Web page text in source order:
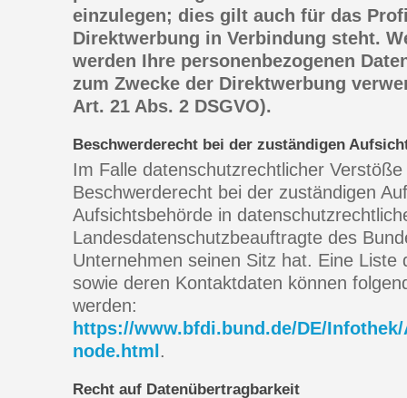
einzulegen; dies gilt auch für das
Direktwerbung in Verbindung steht.
werden Ihre personenbezogenen
zum Zwecke der Direktwerbung
Art. 21 Abs. 2 DSGVO).
Beschwerderecht bei der zuständigen
Im Falle datenschutzrechtlicher
Beschwerderecht bei der zuständigen
Aufsichtsbehörde in
Landesdatenschutzbeauftragte des
Unternehmen seinen Sitz hat. Eine
sowie deren Kontaktdaten können
werden:
https://www.bfdi.bund.de/DE/
node.html .
Recht auf Datenübertragbarkeit